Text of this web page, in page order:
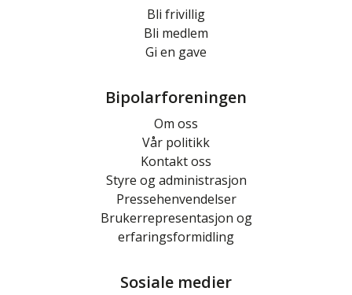
Bli frivillig
Bli medlem
Gi en gave
Bipolarforeningen
Om oss
Vår politikk
Kontakt oss
Styre og administrasjon
Pressehenvendelser
Brukerrepresentasjon og
erfaringsformidling
Sosiale medier